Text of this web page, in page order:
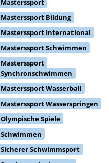
Masterssport Bildung
Masterssport International
Masterssport Schwimmen
Masterssport
Synchronschwimmen
Masterssport Wasserball
Masterssport Wasserspringen
Olympische Spiele
Schwimmen
Sicherer Schwimmsport
Synchronschwimmen